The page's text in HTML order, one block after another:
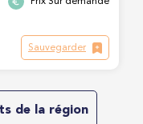
Sauvegarder
de la région